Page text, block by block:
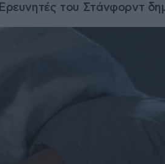
Ερευνητές του Στάνφορντ